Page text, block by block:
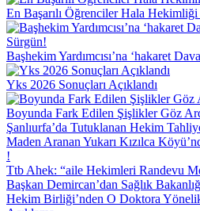
En Başarılı Öğrenciler Hala
Başhekim Yardımcısı’na ‘hakaret
Yks 2026 Sonuçları Açıklandı
Boyunda Fark Edilen Şişlikler Göz
Şanlıurfa’da Tutuklanan Hekim
Maden Aranan Yukarı Kızılca
!
Ttb Ahek: “aile Hekimleri Randevu
Başkan Demircan’dan Sağlık
Hekim Birliği’nden O Doktora